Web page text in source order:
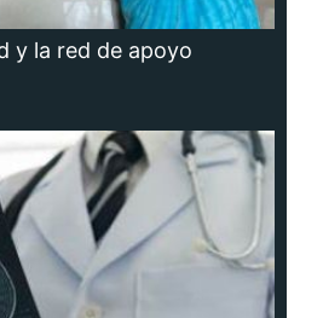
y la red de apoyo